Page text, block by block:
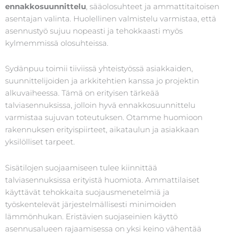
ennakkosuunnittelu, sääolosuhteet ja ammattitaitoisen
asentajan valinta. Huolellinen valmistelu varmistaa, että
asennustyö sujuu nopeasti ja tehokkaasti myös
kylmemmissä olosuhteissa.
Sydänpuu toimii tiiviissä yhteistyössä asiakkaiden,
suunnittelijoiden ja arkkitehtien kanssa jo projektin
alkuvaiheessa. Tämä on erityisen tärkeää
talviasennuksissa, jolloin hyvä ennakkosuunnittelu
varmistaa sujuvan toteutuksen. Otamme huomioon
rakennuksen erityispiirteet, aikataulun ja asiakkaan
yksilölliset tarpeet.
Sisätilojen suojaamiseen tulee kiinnittää
talviasennuksissa erityistä huomiota. Ammattilaiset
käyttävät tehokkaita suojausmenetelmiä ja
työskentelevät järjestelmällisesti minimoiden
lämmönhukan. Eristävien suojaseinien käyttö
asennusalueen rajaamisessa on yksi keino vähentää